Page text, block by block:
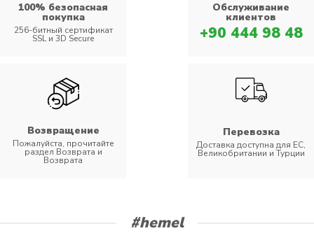
100% безопасная
покупка
256-битный сертификат
SSL и 3D Secure
Обслуживание
клиентов
+90 444 98 48
Возвращение
Пожалуйста, прочитайте
раздел Возврата и
Возврата
Перевозка
Доставка доступна для ЕС,
Великобритании и Турции
#hemel